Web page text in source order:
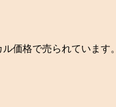
価格で売られています。